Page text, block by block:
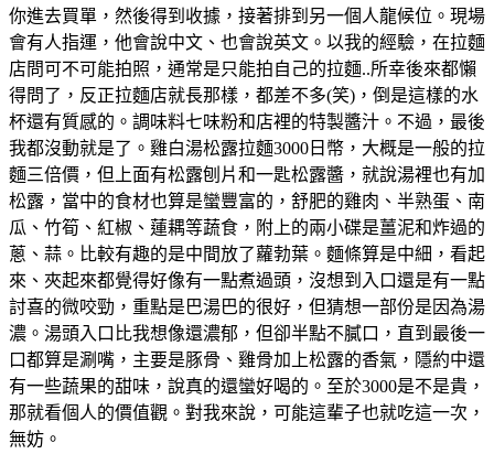
你進去買單，然後得到收據，接著排到另一個人龍候位。現場
會有人指運，他會說中文、也會說英文。以我的經驗，在拉麵
店問可不可能拍照，通常是只能拍自己的拉麵..所幸後來都懶
得問了，反正拉麵店就長那樣，都差不多(笑)，倒是這樣的水
杯還有質感的。調味料七味粉和店裡的特製醬汁。不過，最後
我都沒動就是了。雞白湯松露拉麵3000日幣，大概是一般的拉
麵三倍價，但上面有松露刨片和一匙松露醬，就說湯裡也有加
松露，當中的食材也算是蠻豐富的，舒肥的雞肉、半熟蛋、南
瓜、竹筍、紅椒、蓮耦等蔬食，附上的兩小碟是薑泥和炸過的
蔥、蒜。比較有趣的是中間放了蘿勃葉。麵條算是中細，看起
來、夾起來都覺得好像有一點煮過頭，沒想到入口還是有一點
討喜的微咬勁，重點是巴湯巴的很好，但猜想一部份是因為湯
濃。湯頭入口比我想像還濃郁，但卻半點不膩口，直到最後一
口都算是涮嘴，主要是豚骨、雞骨加上松露的香氣，隱約中還
有一些蔬果的甜味，說真的還蠻好喝的。至於3000是不是貴，
那就看個人的價值觀。對我來說，可能這輩子也就吃這一次，
無妨。